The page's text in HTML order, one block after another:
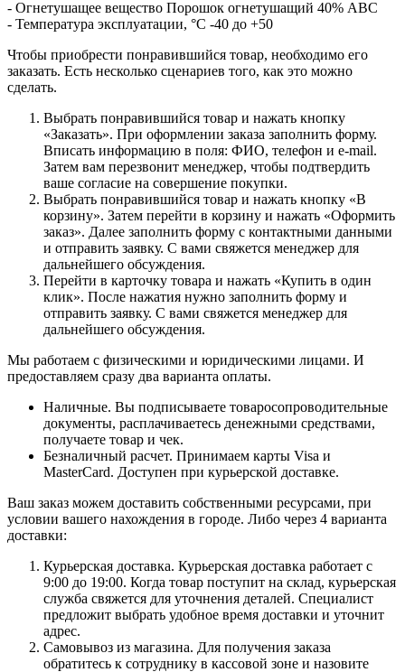
- Огнетушащее вещество Порошок огнетушащий 40% АВС
- Температура эксплуатации, °C -40 до +50
Чтобы приобрести понравившийся товар, необходимо его
заказать. Есть несколько сценариев того, как это можно
сделать.
Выбрать понравившийся товар и нажать кнопку
«Заказать». При оформлении заказа заполнить форму.
Вписать информацию в поля: ФИО, телефон и e-mail.
Затем вам перезвонит менеджер, чтобы подтвердить
ваше согласие на совершение покупки.
Выбрать понравившийся товар и нажать кнопку «В
корзину». Затем перейти в корзину и нажать «Оформить
заказ». Далее заполнить форму с контактными данными
и отправить заявку. С вами свяжется менеджер для
дальнейшего обсуждения.
Перейти в карточку товара и нажать «Купить в один
клик». После нажатия нужно заполнить форму и
отправить заявку. С вами свяжется менеджер для
дальнейшего обсуждения.
Мы работаем с физическими и юридическими лицами. И
предоставляем сразу два варианта оплаты.
Наличные. Вы подписываете товаросопроводительные
документы, расплачиваетесь денежными средствами,
получаете товар и чек.
Безналичный расчет. Принимаем карты Visa и
MasterCard. Доступен при курьерской доставке.
Ваш заказ можем доставить собственными ресурсами, при
условии вашего нахождения в городе. Либо через 4 варианта
доставки:
Курьерская доставка. Курьерская доставка работает с
9:00 до 19:00. Когда товар поступит на склад, курьерская
служба свяжется для уточнения деталей. Специалист
предложит выбрать удобное время доставки и уточнит
адрес.
Самовывоз из магазина. Для получения заказа
обратитесь к сотруднику в кассовой зоне и назовите